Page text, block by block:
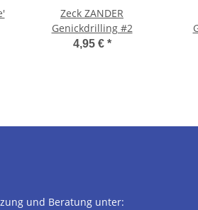
Zeck ZANDER
Genickdrilling #2
4,95 € *
und Beratung unter: